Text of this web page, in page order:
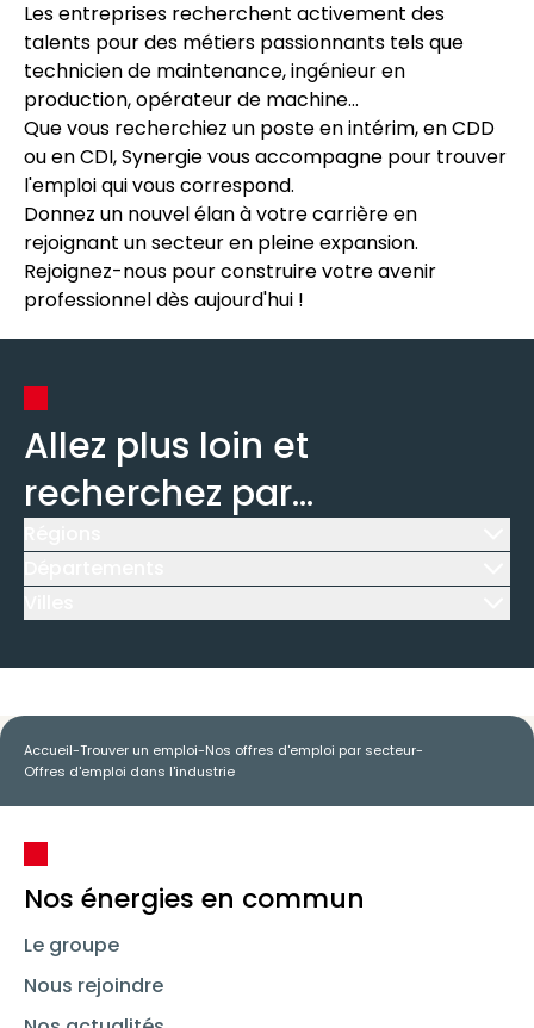
Les entreprises recherchent activement des
talents pour des métiers passionnants tels que
technicien de maintenance, ingénieur en
production, opérateur de machine...
Que vous recherchiez un poste en intérim, en CDD
ou en CDI, Synergie vous accompagne pour trouver
l'emploi qui vous correspond.
Donnez un nouvel élan à votre carrière en
rejoignant un secteur en pleine expansion.
Rejoignez-nous pour construire votre avenir
professionnel dès aujourd'hui !
Allez plus loin et
recherchez par...
Accueil-Trouver un emploi-Nos offres d'emploi par secteur-
Offres d'emploi dans l'industrie
Nos énergies en commun
Le groupe
Nous rejoindre